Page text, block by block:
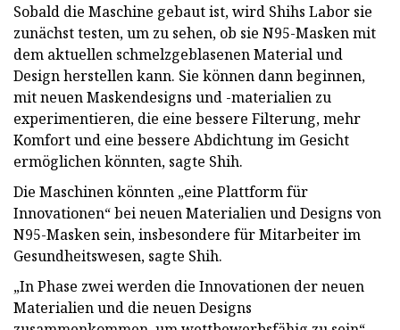
Sobald die Maschine gebaut ist, wird Shihs Labor sie
zunächst testen, um zu sehen, ob sie N95-Masken mit
dem aktuellen schmelzgeblasenen Material und
Design herstellen kann. Sie können dann beginnen,
mit neuen Maskendesigns und -materialien zu
experimentieren, die eine bessere Filterung, mehr
Komfort und eine bessere Abdichtung im Gesicht
ermöglichen könnten, sagte Shih.
Die Maschinen könnten „eine Plattform für
Innovationen“ bei neuen Materialien und Designs von
N95-Masken sein, insbesondere für Mitarbeiter im
Gesundheitswesen, sagte Shih.
„In Phase zwei werden die Innovationen der neuen
Materialien und die neuen Designs